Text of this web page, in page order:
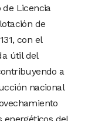
de Licencia
de
con el
útil del
a
nacional